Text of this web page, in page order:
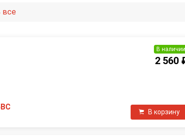
все
В наличии
2 560
В корзину